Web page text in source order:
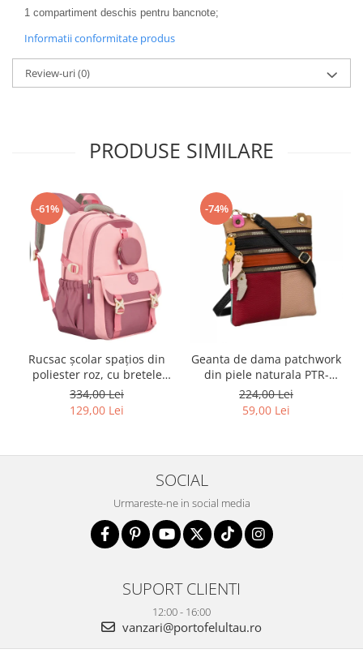
1 compartiment deschis pentru bancnote;
Informatii conformitate produs
Review-uri(0)
PRODUSE SIMILARE
-61%
Rucsac școlar spațios din
poliester roz, cu bretele
reglabile - Peterson PTR-
PTN 8610-1327 PINK
334,00 Lei
129,00 Lei
-74%
Geanta de dama patchwork
din piele naturala PTR-
1718-SKL-6922 MULTI
224,00 Lei
59,00 Lei
SOCIAL
Urmareste-ne in social media
SUPORT CLIENTI
12:00 - 16:00
vanzari@portofelultau.ro